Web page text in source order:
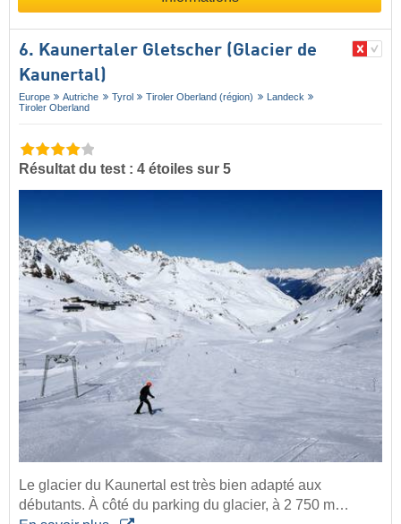
6. Kaunertaler Gletscher (Glacier de
Kaunertal)
Europe Autriche Tyrol Tiroler Oberland (région)
Landeck
Tiroler Oberland
Résultat du test : 4 étoiles sur 5
Le glacier du Kaunertal est très bien adapté aux
débutants. À côté du parking du glacier, à 2 750 m…